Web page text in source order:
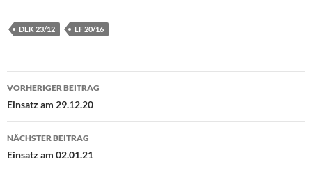
DLK 23/12 LF 20/16
Beitragsnavigation
VORHERIGER BEITRAG
Einsatz am 29.12.20
NÄCHSTER BEITRAG
Einsatz am 02.01.21